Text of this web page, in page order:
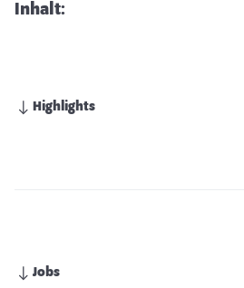
Inhalt:
Highlights
Jobs